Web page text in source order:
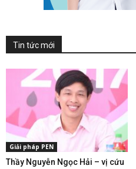
Tin tức mới
Giải pháp PEN
Thầy Nguyễn Ngọc Hải – vị cứu